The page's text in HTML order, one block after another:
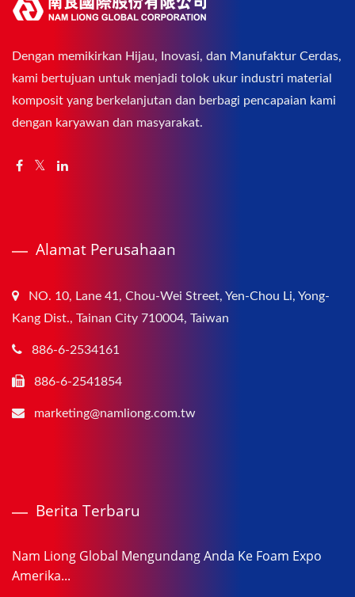
Dengan memikirkan Hijau, Inovasi, dan Manufaktur Cerdas,
kami bertujuan untuk menjadi tolok ukur industri material
komposit yang berkelanjutan dan berbagi pencapaian kami
dengan karyawan dan masyarakat.
Alamat Perusahaan
NO. 10, Lane 41, Chou-Wei Street, Yen-Chou Li, Yong-
Kang Dist., Tainan City 710004, Taiwan
886-6-2534161
886-6-2541854
marketing@namliong.com.tw
Berita Terbaru
Nam Liong Global Mengundang Anda Ke Foam Expo
Amerika...